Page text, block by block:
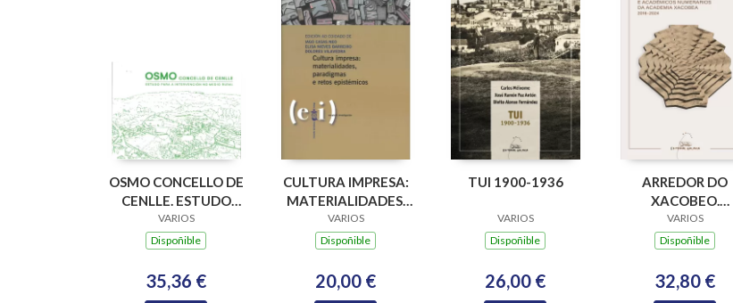
OSMO CONCELLO DE
CENLLE. ESTUDO
PARA A
INTERVENCION NO
VARIOS
Dispoñible
35,36 €
CULTURA IMPRESA:
MATERIALIDADES,
PARADIGMAS E
RETOS EPISTÉMICOS
VARIOS
Dispoñible
20,00 €
TUI 1900-1936
VARIOS
Dispoñible
26,00 €
ARREDOR DO
XACOBEO.
DISCURSO DAS
ACADEMICAS E
NUMERARIOS DA
ACADEMIA
VARIOS
Dispoñible
32,80 €